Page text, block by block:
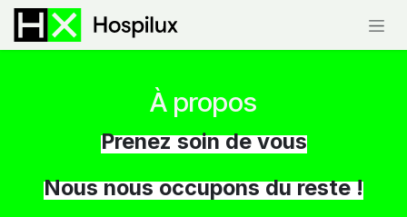
Se rendre au contenu
À propos
Prenez soin de vous
Nous nous occupons du reste !